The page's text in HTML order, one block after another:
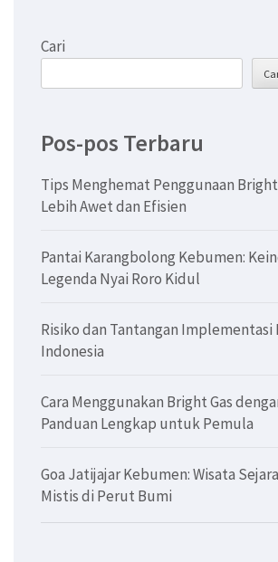
Cari
Pos-pos Terbaru
Tips Menghemat Penggunaan Bright
Lebih Awet dan Efisien
Pantai Karangbolong Kebumen:
Legenda Nyai Roro Kidul
Risiko dan Tantangan Implementasi
Indonesia
Cara Menggunakan Bright Gas
Panduan Lengkap untuk Pemula
Goa Jatijajar Kebumen: Wisata
Mistis di Perut Bumi